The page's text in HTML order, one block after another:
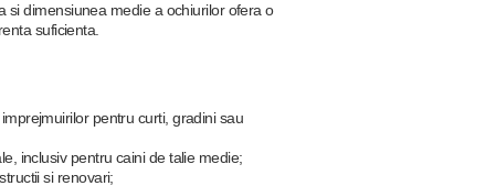
si dimensiunea medie a ochiurilor ofera o
suficienta.
pentru curti, gradini sau
inclusiv pentru caini de talie medie;
si renovari;